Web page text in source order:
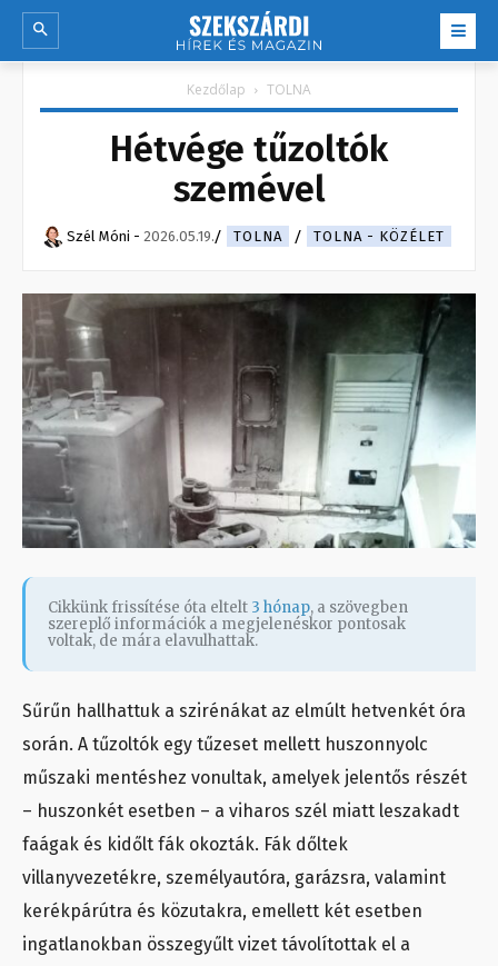
Kezdőlap TOLNA
Hétvége tűzoltók
szemével
Szél Móni - 2026.05.19. TOLNA TOLNA - KÖZÉLET
Cikkünk frissítése óta eltelt 3 hónap, a szövegben
szereplő információk a megjelenéskor pontosak
voltak, de mára elavulhattak.
Sűrűn hallhattuk a szirénákat az elmúlt hetvenkét óra
során. A tűzoltók egy tűzeset mellett huszonnyolc
műszaki mentéshez vonultak, amelyek jelentős részét
– huszonkét esetben – a viharos szél miatt leszakadt
faágak és kidőlt fák okozták. Fák dőltek
villanyvezetékre, személyautóra, garázsra, valamint
kerékpárútra és közutakra, emellett két esetben
ingatlanokban összegyűlt vizet távolítottak el a